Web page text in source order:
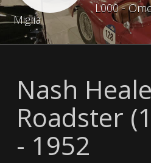
L000 -
Miglia
Nash
Roadster
- 1952